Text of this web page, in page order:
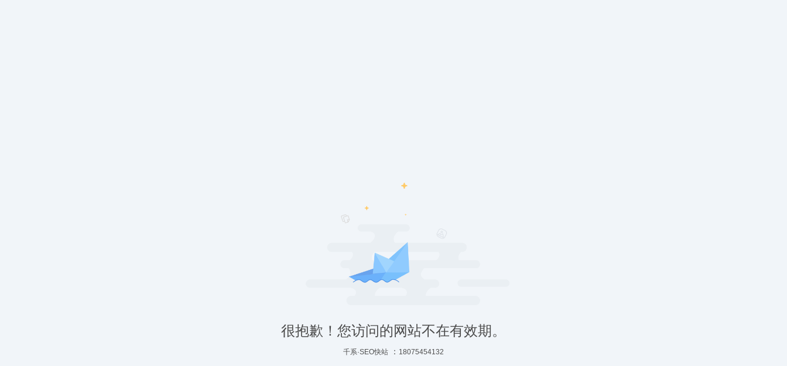
很抱歉！您访问的网站不在有效期。
千系·SEO快站 ： 18075454132